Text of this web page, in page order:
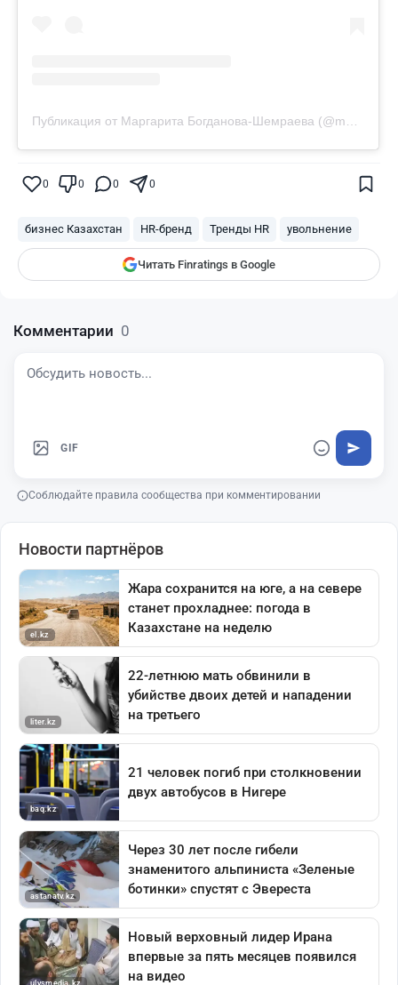
Публикация от Маргарита Богданова-Шемраева (@margarita.strategy)
0 0 0 0
бизнес Казахстан HR-бренд Тренды HR увольнение
Читать Finratings в Google
Поставьте галочку рядом сFinratings.kz
показываться вам
Комментарии 0
GIF
Соблюдайте правила сообщества при комментировании